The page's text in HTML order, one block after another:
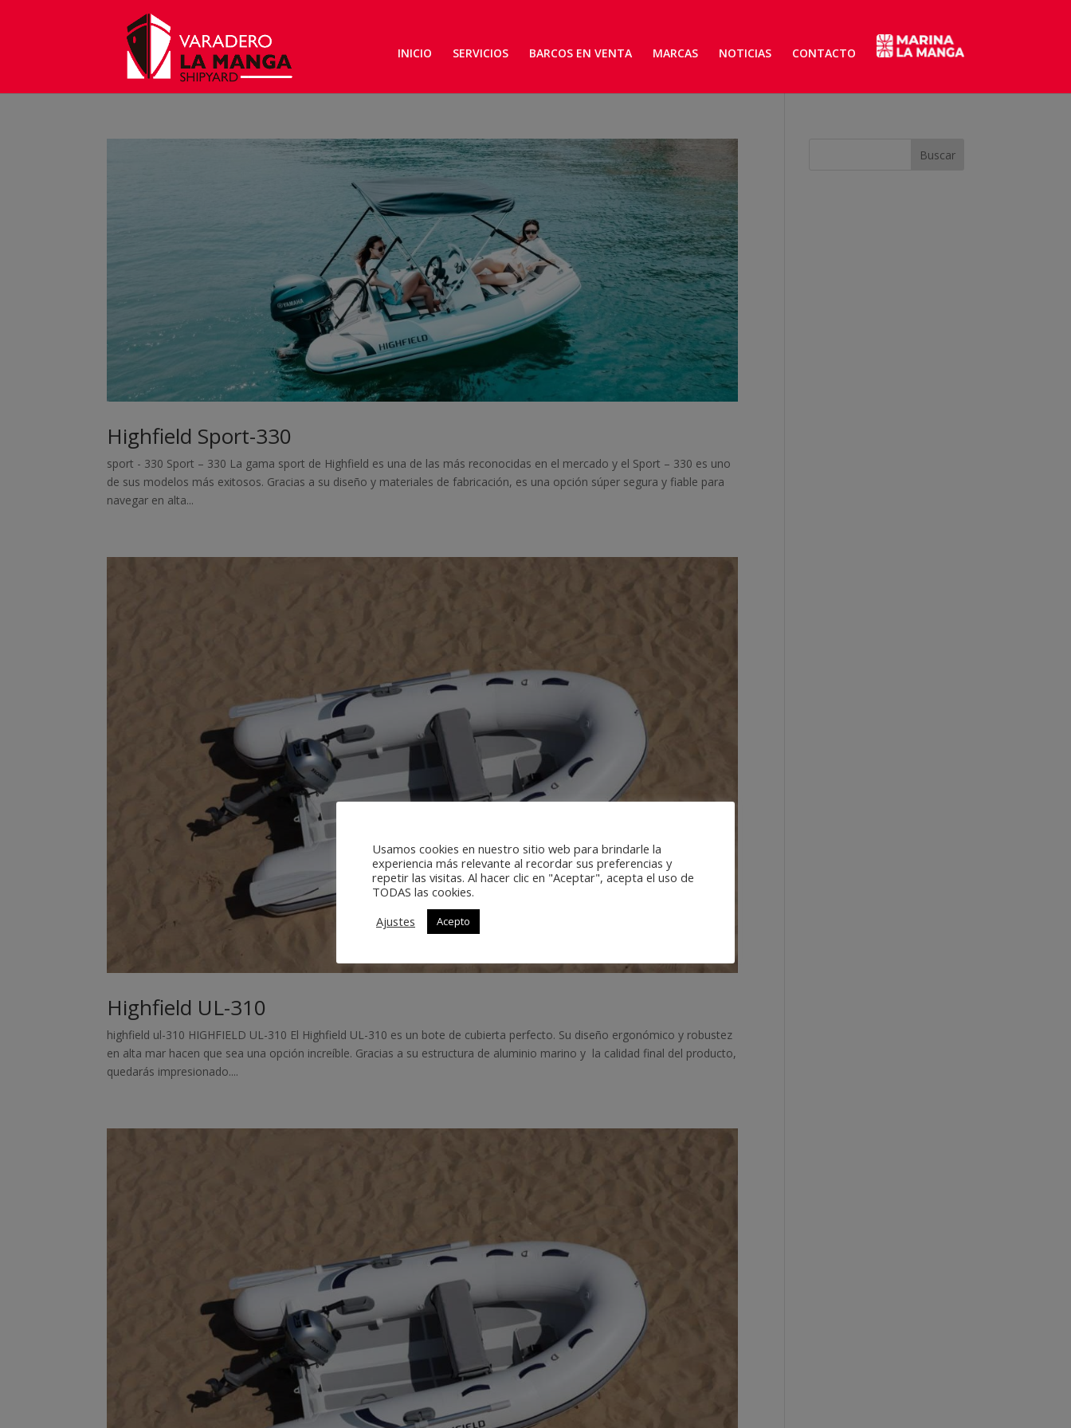
INICIO SERVICIOS BARCOS EN VENTA MARCAS NOTICIAS CONTACTO
Highfield Sport-330
sport - 330 Sport – 330 La gama sport de Highfield es una de las más reconocidas en el mercado y el Sport – 330 es uno
de sus modelos más exitosos. Gracias a su diseño y materiales de fabricación, es una opción súper segura y fiable para
navegar en alta...
Highfield UL-310
highfield ul-310 HIGHFIELD UL-310 El Highfield UL-310 es un bote de cubierta perfecto. Su diseño ergonómico y robustez
en alta mar hacen que sea una opción increíble. Gracias a su estructura de aluminio marino y la calidad final del producto,
quedarás impresionado....
Usamos cookies en nuestro sitio web para brindarle la
experiencia más relevante al recordar sus preferencias y
repetir las visitas. Al hacer clic en "Aceptar", acepta el uso de
TODAS las cookies.
Ajustes
Acepto